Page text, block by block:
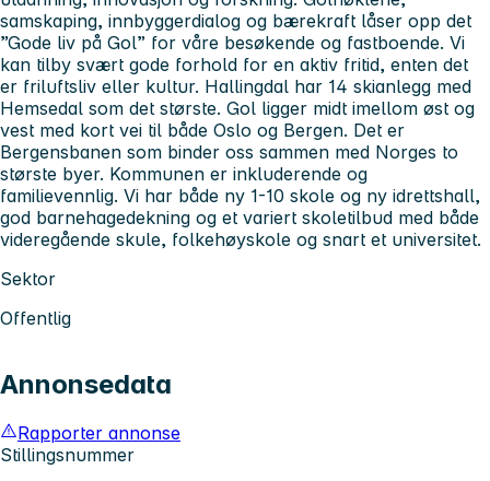
samskaping, innbyggerdialog og bærekraft låser opp det
”Gode liv på Gol” for våre besøkende og fastboende. Vi
kan tilby svært gode forhold for en aktiv fritid, enten det
er friluftsliv eller kultur. Hallingdal har 14 skianlegg med
Hemsedal som det største. Gol ligger midt imellom øst og
vest med kort vei til både Oslo og Bergen. Det er
Bergensbanen som binder oss sammen med Norges to
største byer. Kommunen er inkluderende og
familievennlig. Vi har både ny 1-10 skole og ny idrettshall,
god barnehagedekning og et variert skoletilbud med både
videregående skule, folkehøyskole og snart et universitet.
Sektor
Offentlig
Annonsedata
Rapporter annonse
Stillingsnummer